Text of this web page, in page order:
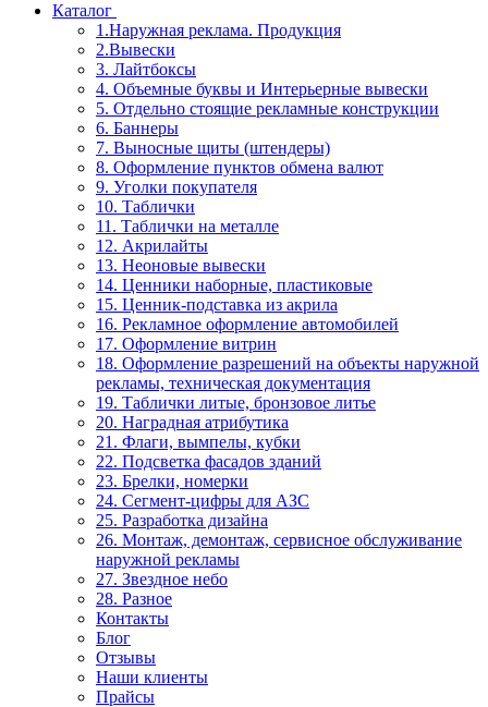
Каталог
1.Наружная реклама. Продукция
2.Вывески
3. Лайтбоксы
4. Объемные буквы и Интерьерные вывески
5. Отдельно стоящие рекламные конструкции
6. Баннеры
7. Выносные щиты (штендеры)
8. Оформление пунктов обмена валют
9. Уголки покупателя
10. Таблички
11. Таблички на металле
12. Акрилайты
13. Неоновые вывески
14. Ценники наборные, пластиковые
15. Ценник-подставка из акрила
16. Рекламное оформление автомобилей
17. Оформление витрин
18. Оформление разрешений на объекты наружной
рекламы, техническая документация
19. Таблички литые, бронзовое литье
20. Наградная атрибутика
21. Флаги, вымпелы, кубки
22. Подсветка фасадов зданий
23. Брелки, номерки
24. Сегмент-цифры для АЗС
25. Разработка дизайна
26. Монтаж, демонтаж, сервисное обслуживание
наружной рекламы
27. Звездное небо
28. Разное
Контакты
Блог
Отзывы
Наши клиенты
Прайсы